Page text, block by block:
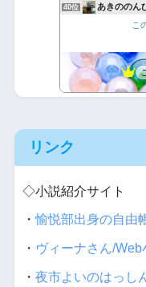
40位 あきののん
戦国ixa日
こ
リンク
◇小説紹介サイト
・愉悦部出身の自由
・ ヴィーナさん/
・ 夜市よいのはっし